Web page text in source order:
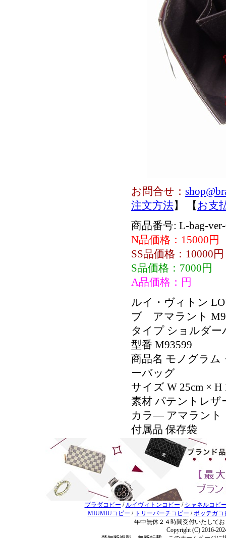
お問合せ：
注文方法】 【お支
商品番号: L-bag-
N品価格：15000円
SS品価格：10000円
S品価格：7000円
A品価格：円
ルイ・ヴィトン
ブ アマラント
タイプ ショルダー
型番 M93599
商品名 モノグラ
ーバッグ
サイズ W 25cm × H
素材 パテントレザ
カラ― アマラント
付属品 保存袋
プラダコピー / ルイヴィトンコピー / シャネルコピ
MIUMIUコピー / トリーバーチコピー /ボッテガコ
年中無休２４時間受付いたして
Copyright (C) 2016-